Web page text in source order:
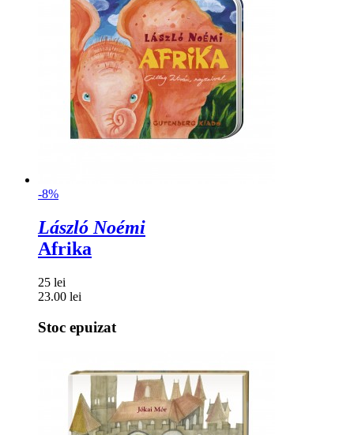
-8%
László Noémi
Afrika
25 lei
23.00 lei
Stoc epuizat